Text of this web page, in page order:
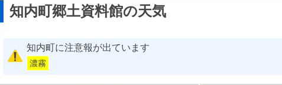
知内町郷土資料館の天気
知内町に注意報が出ています
濃霧